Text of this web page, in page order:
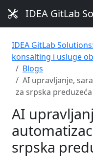
IDEA GitLab
IDEA GitLab
konsalting i usluge
Blogs
AI upravljanje,
za srpska preduzeća
AI
srpska